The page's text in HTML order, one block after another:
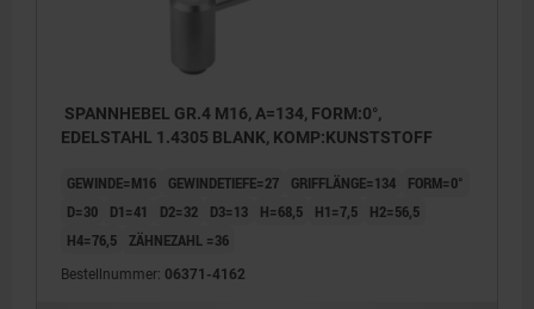
SPANNHEBEL GR.4 M16, A=134, FORM:0°,
EDELSTAHL 1.4305 BLANK, KOMP:KUNSTSTOFF
GEWINDE=M16 GEWINDETIEFE=27 GRIFFLÄNGE=134
FORM=0°
D=30
D1=41 D2=32 D3=13 H=68,5 H1=7,5
H2=56,5
H4=76,5 ZÄHNEZAHL =36
Bestellnummer: 06371-4162